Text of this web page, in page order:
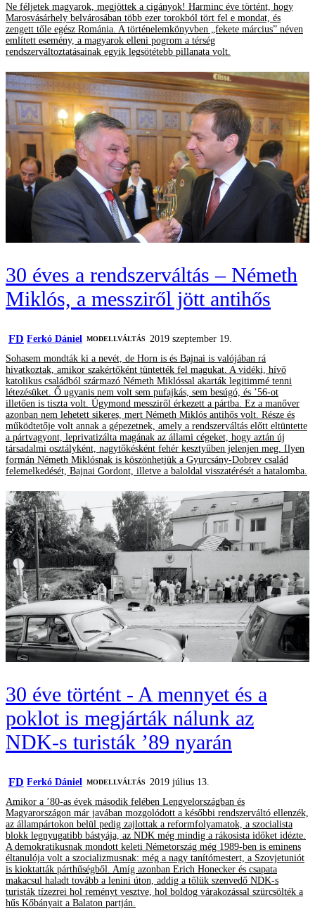
Ne féljetek magyarok, megjöttek a cigányok! Harminc éve történt, hogy
Marosvásárhely belvárosában több ezer torokból tört fel e mondat, és
zengett tőle egész Románia. A történelemkönyvben „fekete március” néven
említett esemény, a magyarok elleni pogrom a térség
rendszerváltoztatásainak egyik legsötétebb pillanata volt.
30 éves a rendszerváltás – Németh
Miklós, a messziről jött antihős
FD Ferkó Dániel MODELLVÁLTÁS
2019 szeptember 19.
Sohasem mondták ki a nevét, de Horn is és Bajnai is valójában rá
hivatkoztak, amikor szakértőként tüntették fel magukat. A vidéki, hívő
katolikus családból származó Németh Miklóssal akarták legitimmé tenni
létezésüket. Ő ugyanis nem volt sem pufajkás, sem besúgó, és ’56-ot
illetően is tiszta volt. Úgymond messziről érkezett a pártba. Ez a manőver
azonban nem lehetett sikeres, mert Németh Miklós antihős volt. Része és
működtetője volt annak a gépezetnek, amely a rendszerváltás előtt eltüntette
a pártvagyont, leprivatizálta magának az állami cégeket, hogy aztán új
társadalmi osztályként, nagytőkésként fehér kesztyűben jelenjen meg. Ilyen
formán Németh Miklósnak is köszönhetjük a Gyurcsány-Dobrev család
felemelkedését, Bajnai Gordont, illetve a baloldal visszatérését a hatalomba.
30 éve történt - A mennyet és a
poklot is megjárták nálunk az
NDK-s turisták ’89 nyarán
FD Ferkó Dániel MODELLVÁLTÁS
2019 július 13.
Amikor a ’80-as évek második felében Lengyelországban és
Magyarországon már javában mozgolódott a későbbi rendszerváltó ellenzék,
az állampártokon belül pedig zajlottak a reformfolyamatok, a szocialista
blokk legnyugatibb bástyája, az NDK még mindig a rákosista időket idézte.
A demokratikusnak mondott keleti Németország még 1989-ben is eminens
éltanulója volt a szocializmusnak: még a nagy tanítómestert, a Szovjetuniót
is kioktatták párthűségből. Amíg azonban Erich Honecker és csapata
makacsul haladt tovább a lenini úton, addig a tőlük szenvedő NDK-s
turisták tízezrei hol reményt vesztve, hol boldog várakozással szürcsölték a
hűs Kőbányait a Balaton partján.